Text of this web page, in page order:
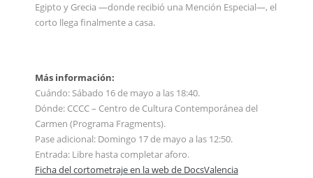
Egipto y Grecia —donde recibió una Mención Especial—, el
corto llega finalmente a casa.
Más información:
Cuándo: Sábado 16 de mayo a las 18:40.
Dónde: CCCC – Centro de Cultura Contemporánea del
Carmen (Programa Fragments).
Pase adicional: Domingo 17 de mayo a las 12:50.
Entrada: Libre hasta completar aforo.
Ficha del cortometraje en la web de DocsValencia